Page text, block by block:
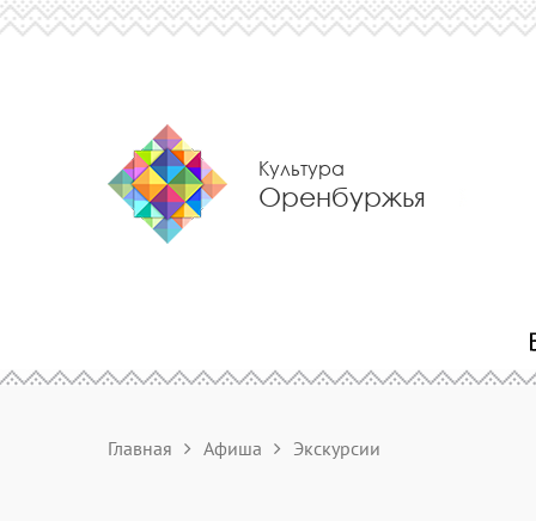
Культура
Оренбуржья
Главная Афиша Экскурсии